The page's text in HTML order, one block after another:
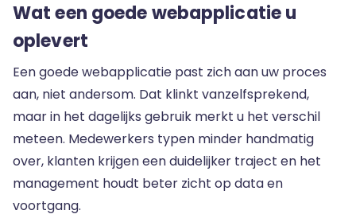
Wat een goede webapplicatie u
oplevert
Een goede webapplicatie past zich aan uw proces
aan, niet andersom. Dat klinkt vanzelfsprekend,
maar in het dagelijks gebruik merkt u het verschil
meteen. Medewerkers typen minder handmatig
over, klanten krijgen een duidelijker traject en het
management houdt beter zicht op data en
voortgang.